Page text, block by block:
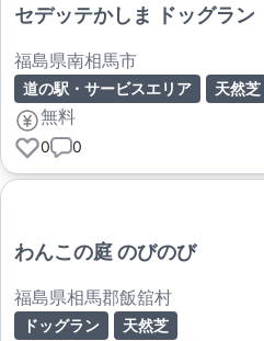
セデッテかしま ドッグラン
福島県南相馬市
道の駅・サービスエリア 天然芝
無料
0 0
わんこの庭 のびのび
福島県相馬郡飯舘村
ドッグラン 天然芝